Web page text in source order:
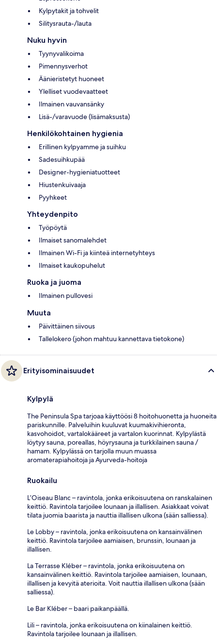
Kylpytakit ja tohvelit
Silitysrauta-/lauta
Nuku hyvin
Tyynyvalikoima
Pimennysverhot
Äänieristetyt huoneet
Ylelliset vuodevaatteet
Ilmainen vauvansänky
Lisä-/varavuode (lisämaksusta)
Henkilökohtainen hygienia
Erillinen kylpyamme ja suihku
Sadesuihkupää
Designer-hygieniatuotteet
Hiustenkuivaaja
Pyyhkeet
Yhteydenpito
Työpöytä
Ilmaiset sanomalehdet
Ilmainen Wi-Fi ja kiinteä internetyhteys
Ilmaiset kaukopuhelut
Ruoka ja juoma
Ilmainen pullovesi
Muuta
Päivittäinen siivous
Tallelokero (johon mahtuu kannettava tietokone)
Erityisominaisuudet
Kylpylä
The Peninsula Spa tarjoaa käyttöösi 8 hoitohuonetta ja huoneita
pariskunnille. Palveluihin kuuluvat kuumakivihieronta,
kasvohoidot, vartalokääreet ja vartalon kuorinnat. Kylpylästä
löytyy sauna, poreallas, höyrysauna ja turkkilainen sauna /
hamam. Kylpylässä on tarjolla muun muassa
aromaterapiahoitoja ja Ayurveda-hoitoja
Ruokailu
L’Oiseau Blanc – ravintola, jonka erikoisuutena on ranskalainen
keittiö. Ravintola tarjoilee lounaan ja illallisen. Asiakkaat voivat
tilata juomia baarista ja nauttia illallisen ulkona (sään salliessa).
Le Lobby – ravintola, jonka erikoisuutena on kansainvälinen
keittiö. Ravintola tarjoilee aamiaisen, brunssin, lounaan ja
illallisen.
La Terrasse Kléber – ravintola, jonka erikoisuutena on
kansainvälinen keittiö. Ravintola tarjoilee aamiaisen, lounaan,
illallisen ja kevyitä aterioita. Voit nauttia illallisen ulkona (sään
salliessa).
Le Bar Kléber – baari paikanpäällä.
Lili – ravintola, jonka erikoisuutena on kiinalainen keittiö.
Ravintola tarjoilee lounaan ja illallisen.